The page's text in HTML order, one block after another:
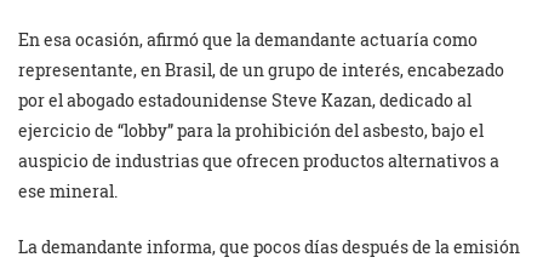
En esa ocasión, afirmó que la demandante actuaría como
representante, en Brasil, de un grupo de interés, encabezado
por el abogado estadounidense Steve Kazan, dedicado al
ejercicio de “lobby” para la prohibición del asbesto, bajo el
auspicio de industrias que ofrecen productos alternativos a
ese mineral.
La demandante informa, que pocos días después de la emisión